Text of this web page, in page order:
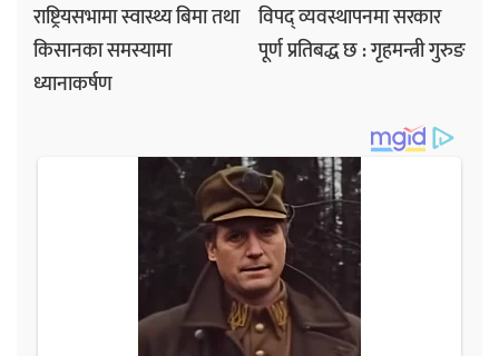
राष्ट्रियसभामा स्वास्थ्य बिमा तथा
किसानका समस्यामा
ध्यानाकर्षण
विपद् व्यवस्थापनमा सरकार
पूर्ण प्रतिबद्ध छ : गृहमन्त्री गुरुङ